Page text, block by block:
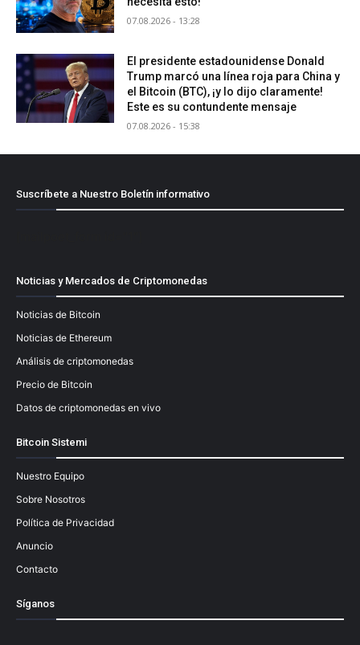
07.08.2026 - 13:28
El presidente estadounidense Donald
Trump marcó una línea roja para China y
el Bitcoin (BTC), ¡y lo dijo claramente!
Este es su contundente mensaje
07.08.2026 - 15:38
Suscríbete a Nuestro Boletín informativo
Noticias y Mercados de Criptomonedas
Noticias de Bitcoin
Noticias de Ethereum
Análisis de criptomonedas
Precio de Bitcoin
Datos de criptomonedas en vivo
Bitcoin Sistemi
Nuestro Equipo
Sobre Nosotros
Política de Privacidad
Anuncio
Contacto
Síganos